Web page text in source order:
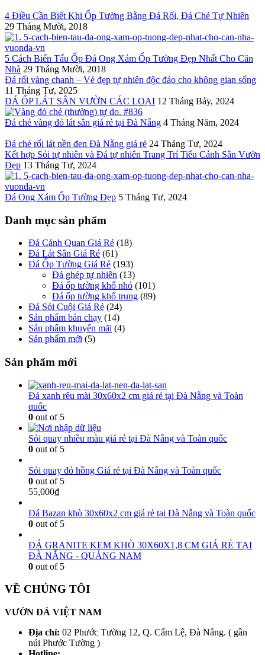
4 Điều Cần Biết Khi Ốp Tường Bằng Đá Rối, Đá Chẻ Tự Nhiên
29 Tháng Mười, 2018
5 Cách Biến Tấu Ốp Đá Ong Xám Ốp Tường Đẹp Nhất Cho Căn
Nhà 29 Tháng Mười, 2018
Đá rối vàng chanh – Vẻ đẹp tự nhiên độc đáo cho không gian sống
11 Tháng Tư, 2025
ĐÁ ỐP LÁT SÂN VƯỜN CÁC LOẠI 12 Tháng Bảy, 2024
Đá chẻ vàng đỏ lát sân giá rẻ tại Đà Nẵng 4 Tháng Năm, 2024
Đá chẻ rối lát nền đen Đà Nẵng giá rẻ 24 Tháng Tư, 2024
Kết hợp Sỏi tự nhiên và Đá tự nhiên Trang Trí Tiểu Cảnh Sân Vườn
Đẹp 13 Tháng Tư, 2024
Đá Ong Xám Ốp Tường Đẹp 5 Tháng Tư, 2024
Danh mục sản phẩm
Đá Cảnh Quan Giá Rẻ (18)
Đá Lát Sân Giá Rẻ (61)
Đá Ốp Tường Giá Rẻ (193)
Đá ghép tự nhiên (13)
Đá ốp tường khổ nhỏ (101)
Đá ốp tường khổ trung (89)
Đá Sỏi Cuội Giá Rẻ (24)
Sản phẩm bán chạy (14)
Sản phẩm khuyến mãi (4)
Sản phẩm mới (5)
Sản phẩm mới
Đá xanh rêu mài 30x60x2 cm giá rẻ tại Đà Nẵng và Toàn
quốc
0 out of 5
Sỏi quay nhiều màu giá rẻ tại Đà Nẵng và Toàn quốc
0 out of 5
Sỏi quay đỏ hồng Giá rẻ tại Đà Nẵng và Toàn quốc
0 out of 5
55,000₫
Đá Bazan khò 30x60x2 cm giá rẻ tại Đà Nẵng và Toàn quốc
0 out of 5
ĐÁ GRANITE KEM KHÒ 30X60X1,8 CM GIÁ RẺ TẠI
ĐÀ NẴNG - QUẢNG NAM
0 out of 5
VỀ CHÚNG TÔI
VƯỜN ĐÁ VIỆT NAM
Địa chỉ: 02 Phước Tường 12, Q. Cẩm Lệ, Đà Nẵng. ( gần
núi Phước Tường )